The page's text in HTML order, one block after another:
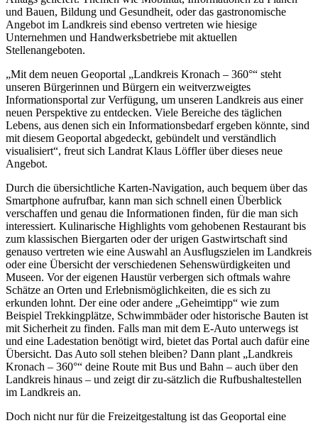
und Bauen, Bildung und Gesundheit, oder das gastronomische
Angebot im Landkreis sind ebenso vertreten wie hiesige
Unternehmen und Handwerksbetriebe mit aktuellen
Stellenangeboten.
„Mit dem neuen Geoportal „Landkreis Kronach – 360°“ steht
unseren Bürgerinnen und Bürgern ein weitverzweigtes
Informationsportal zur Verfügung, um unseren Landkreis aus einer
neuen Perspektive zu entdecken. Viele Bereiche des täglichen
Lebens, aus denen sich ein Informationsbedarf ergeben könnte, sind
mit diesem Geoportal abgedeckt, gebündelt und verständlich
visualisiert“, freut sich Landrat Klaus Löffler über dieses neue
Angebot.
Durch die übersichtliche Karten-Navigation, auch bequem über das
Smartphone aufrufbar, kann man sich schnell einen Überblick
verschaffen und genau die Informationen finden, für die man sich
interessiert. Kulinarische Highlights vom gehobenen Restaurant bis
zum klassischen Biergarten oder der urigen Gastwirtschaft sind
genauso vertreten wie eine Auswahl an Ausflugszielen im Landkreis
oder eine Übersicht der verschiedenen Sehenswürdigkeiten und
Museen. Vor der eigenen Haustür verbergen sich oftmals wahre
Schätze an Orten und Erlebnismöglichkeiten, die es sich zu
erkunden lohnt. Der eine oder andere „Geheimtipp“ wie zum
Beispiel Trekkingplätze, Schwimmbäder oder historische Bauten ist
mit Sicherheit zu finden. Falls man mit dem E-Auto unterwegs ist
und eine Ladestation benötigt wird, bietet das Portal auch dafür eine
Übersicht. Das Auto soll stehen bleiben? Dann plant „Landkreis
Kronach – 360°“ deine Route mit Bus und Bahn – auch über den
Landkreis hinaus – und zeigt dir zu-sätzlich die Rufbushaltestellen
im Landkreis an.
Doch nicht nur für die Freizeitgestaltung ist das Geoportal eine